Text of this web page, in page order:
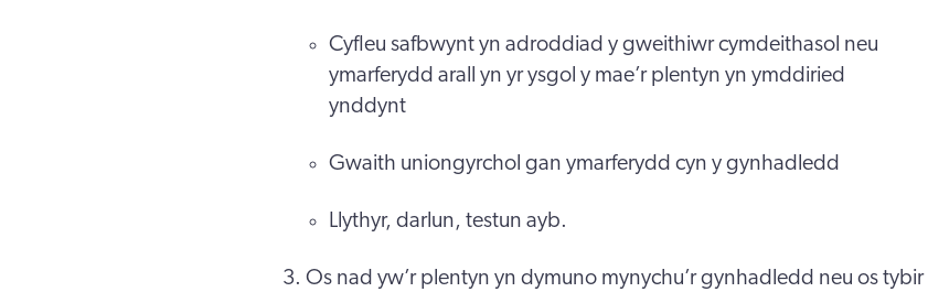
Cyfleu safbwynt yn adroddiad y gweithiwr cymdeithasol neu
ymarferydd arall yn yr ysgol y mae’r plentyn yn ymddiried
ynddynt
Gwaith uniongyrchol gan ymarferydd cyn y gynhadledd
Llythyr, darlun, testun ayb.
Os nad yw’r plentyn yn dymuno mynychu’r gynhadledd neu os tybir